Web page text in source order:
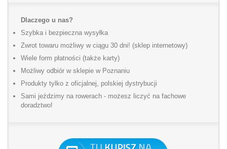
Dlaczego u nas?
Szybka i bezpieczna wysyłka
Zwrot towaru możliwy w ciągu 30 dni! (sklep internetowy)
Wiele form płatności (także karty)
Możliwy odbiór w sklepie w Poznaniu
Produkty tylko z oficjalnej, polskiej dystrybucji
Sami jeździmy na rowerach - możesz liczyć na fachowe
doradztwo!